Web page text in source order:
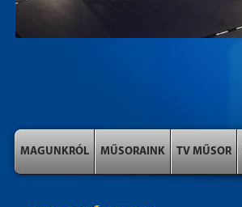
MAGUNKRÓL MŰSORAINK TV MŰSOR